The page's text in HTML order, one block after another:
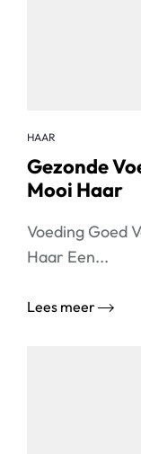
HAAR
Gezonde
Mooi Haar
Voeding Goed
Haar Een...
Lees meer